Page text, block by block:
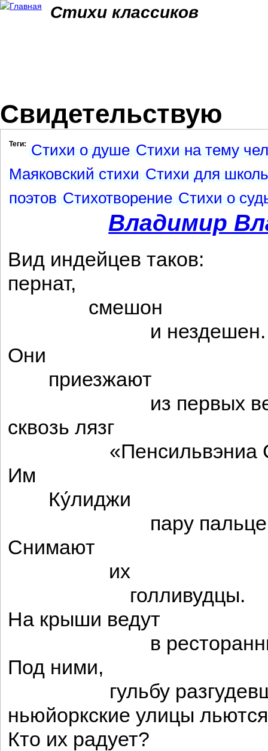
Стихи классиков
Свидетельствую
Теги: Стихи о душе Стихи на тему
Маяковский стихи Стихи для
поэтов Стихотворение Стихи о
Владимир
Вид индейцев таков:
пернат,
смешон
и нездешен.
Они
приезжают
из первых
сквозь лязг
«Пенсильвэниа
Им
Ку́лиджи
пару пальцев
Снимают
их
голливудцы.
На крыши ведут
в ресторанный
Под ними,
гульбу
ньюйоркские улицы
Кто их радует?